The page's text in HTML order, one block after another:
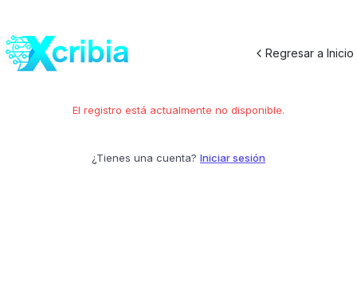
Regresar a Inicio
El registro está actualmente no disponible.
¿Tienes una cuenta? Iniciar sesión